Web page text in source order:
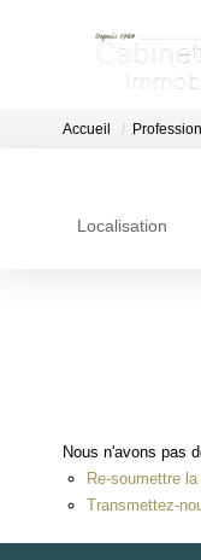
Accueil
Localisation
Nous n'avons pas
Re-soumettre
Transmettez-